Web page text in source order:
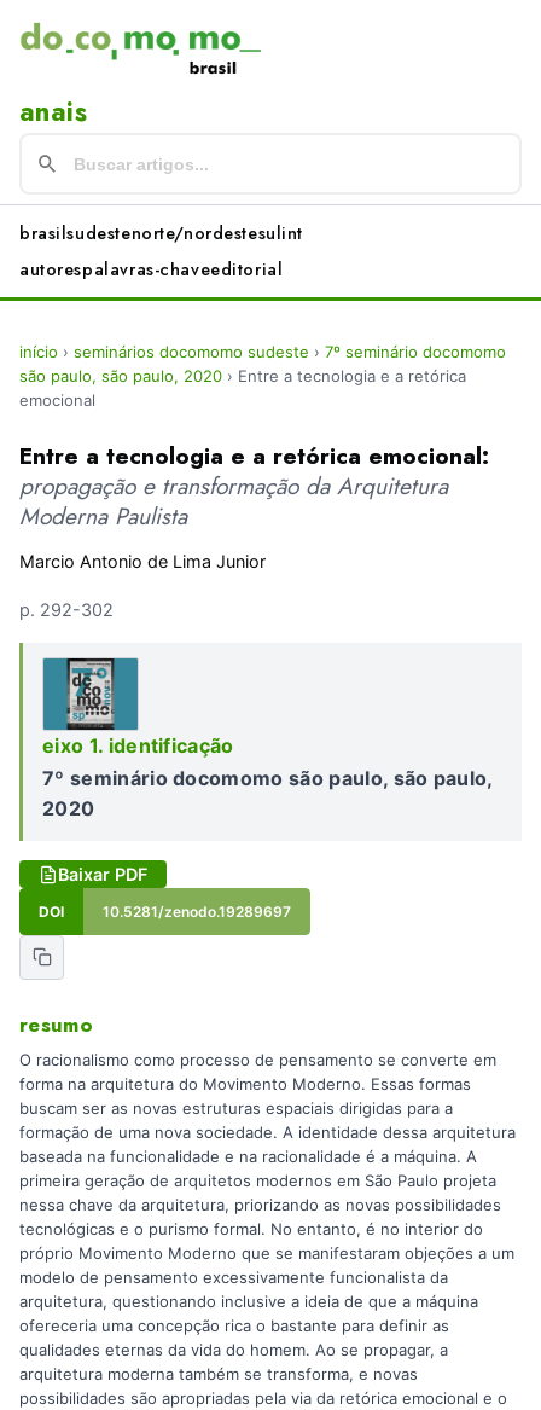
anais
brasilsudestenorte/nordestesulint
autorespalavras-chaveeditorial
início › seminários docomomo sudeste › 7º seminário docomomo
são paulo, são paulo, 2020 › Entre a tecnologia e a retórica
emocional
Entre a tecnologia e a retórica emocional:
propagação e transformação da Arquitetura
Moderna Paulista
Marcio Antonio de Lima Junior
p. 292-302
eixo 1. identificação
7º seminário docomomo são paulo, são paulo,
2020
Baixar PDF
DOI 10.5281/zenodo.19289697
resumo
O racionalismo como processo de pensamento se converte em
forma na arquitetura do Movimento Moderno. Essas formas
buscam ser as novas estruturas espaciais dirigidas para a
formação de uma nova sociedade. A identidade dessa arquitetura
baseada na funcionalidade e na racionalidade é a máquina. A
primeira geração de arquitetos modernos em São Paulo projeta
nessa chave da arquitetura, priorizando as novas possibilidades
tecnológicas e o purismo formal. No entanto, é no interior do
próprio Movimento Moderno que se manifestaram objeções a um
modelo de pensamento excessivamente funcionalista da
arquitetura, questionando inclusive a ideia de que a máquina
ofereceria uma concepção rica o bastante para definir as
qualidades eternas da vida do homem. Ao se propagar, a
arquitetura moderna também se transforma, e novas
possibilidades são apropriadas pela via da retórica emocional e o